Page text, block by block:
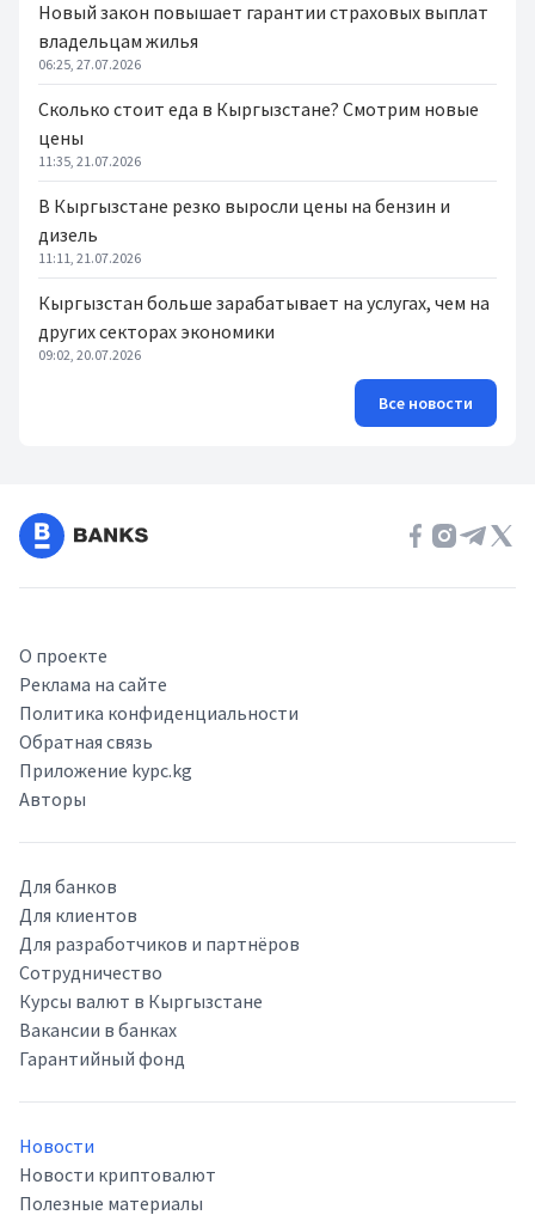
Новый закон повышает гарантии страховых выплат
владельцам жилья
06:25, 27.07.2026
Сколько стоит еда в Кыргызстане? Смотрим новые
цены
11:35, 21.07.2026
В Кыргызстане резко выросли цены на бензин и
дизель
11:11, 21.07.2026
Кыргызстан больше зарабатывает на услугах, чем на
других секторах экономики
09:02, 20.07.2026
Все новости
О проекте
Реклама на сайте
Политика конфиденциальности
Обратная связь
Приложение kypc.kg
Авторы
Для банков
Для клиентов
Для разработчиков и партнёров
Сотрудничество
Курсы валют в Кыргызстане
Вакансии в банках
Гарантийный фонд
Новости
Новости криптовалют
Полезные материалы